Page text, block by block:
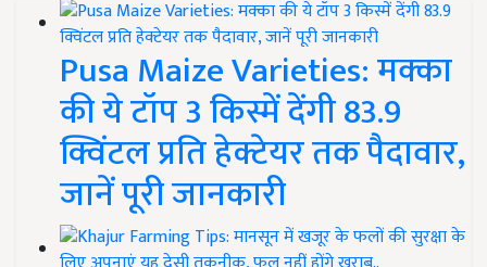
Pusa Maize Varieties: मक्का
की ये टॉप 3 किस्में देंगी 83.9
क्विंटल प्रति हेक्टेयर तक पैदावार,
जानें पूरी जानकारी